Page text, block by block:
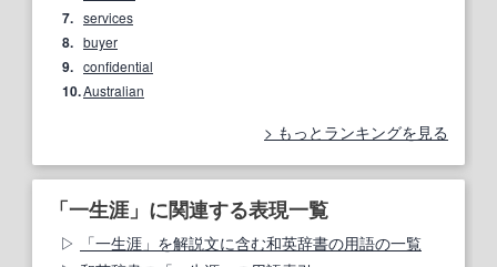
7. services
8. buyer
9. confidential
10.Australian
もっとランキングを見る
「一生涯」に関連する表現一覧
「一生涯」を解説文に含む和英辞書の用語の一覧